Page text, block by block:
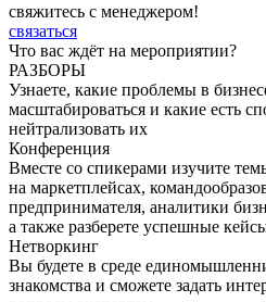
свяжитесь с менеджером!
связаться
Что вас ждёт на мероприятии?
РАЗБОРЫ
Узнаете, какие проблемы в
масштабироваться и какие есть
нейтрализовать их
Конференция
Вместе со спикерами изучите
на маркетплейсах,
предпринимателя, аналитики
а также разберете успешные
Нетворкинг
Вы будете в среде
знакомства и сможете задать